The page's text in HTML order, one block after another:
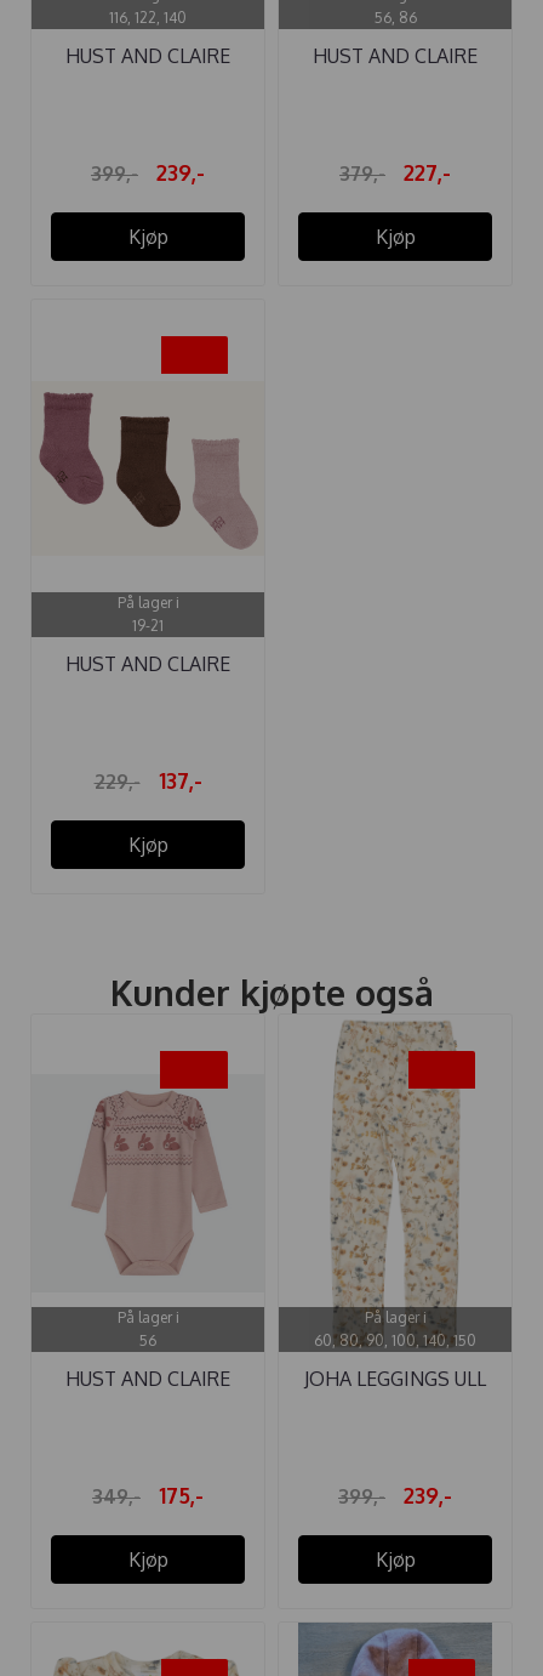
116, 122, 140
HUST AND CLAIRE
399,- 239,-
Kjøp
56, 86
HUST AND CLAIRE
379,- 227,-
Kjøp
På lager i
19-21
HUST AND CLAIRE
229,- 137,-
Kjøp
Kunder kjøpte også
På lager i
56
HUST AND CLAIRE
349,- 175,-
Kjøp
På lager i
60, 80, 90, 100, 140, 150
JOHA LEGGINGS ULL
399,- 239,-
Kjøp